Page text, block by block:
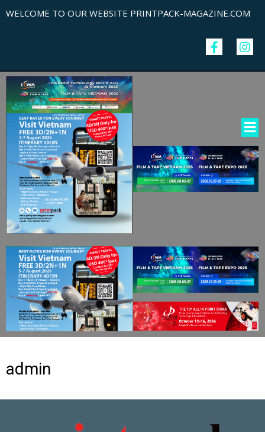
WELCOME TO OUR WEBSITE PRINTPACK-MAGAZINE.COM
admin